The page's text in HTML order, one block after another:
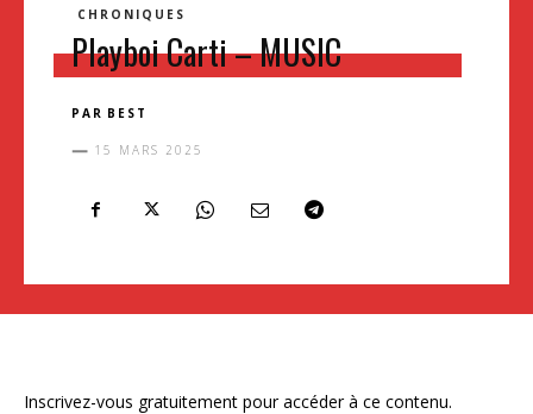
CHRONIQUES
Playboi Carti – MUSIC
PAR BEST
15 MARS 2025
Inscrivez-vous gratuitement pour accéder à ce contenu.